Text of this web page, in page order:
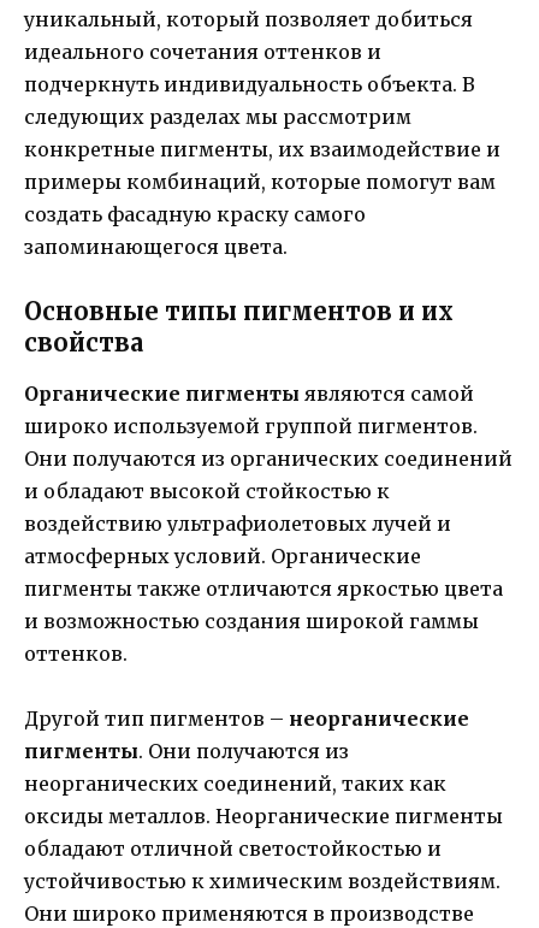
уникальный, который позволяет добиться
идеального сочетания оттенков и
подчеркнуть индивидуальность объекта. В
следующих разделах мы рассмотрим
конкретные пигменты, их взаимодействие и
примеры комбинаций, которые помогут вам
создать фасадную краску самого
запоминающегося цвета.
Основные типы пигментов и их
свойства
Органические пигменты являются самой
широко используемой группой пигментов.
Они получаются из органических соединений
и обладают высокой стойкостью к
воздействию ультрафиолетовых лучей и
атмосферных условий. Органические
пигменты также отличаются яркостью цвета
и возможностью создания широкой гаммы
оттенков.
Другой тип пигментов – неорганические
пигменты. Они получаются из
неорганических соединений, таких как
оксиды металлов. Неорганические пигменты
обладают отличной светостойкостью и
устойчивостью к химическим воздействиям.
Они широко применяются в производстве